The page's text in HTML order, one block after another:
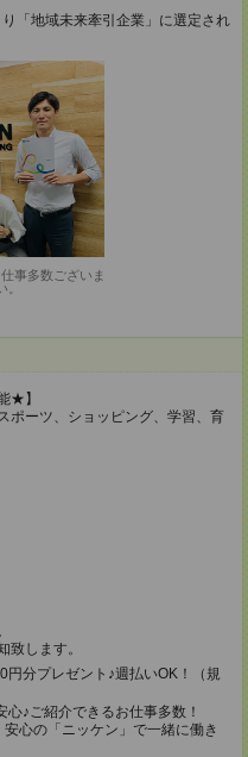
「地域未来牽引企業」に選定され
事多数ございま
★】
ポーツ、ショッピング、学習、育
致します。
円分プレゼント♪週払いOK！（規
♪ご紹介できるお仕事多数！
心の「ニッケン」で一緒に働き